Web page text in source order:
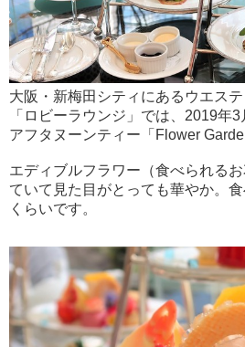
大阪・新梅田シティにあるウエス
「ロビーラウンジ」では、2019年3
アフタヌーンティー「Flower
エディブルフラワー（食べられる
ていて見た目がとっても華やか。
くらいです。